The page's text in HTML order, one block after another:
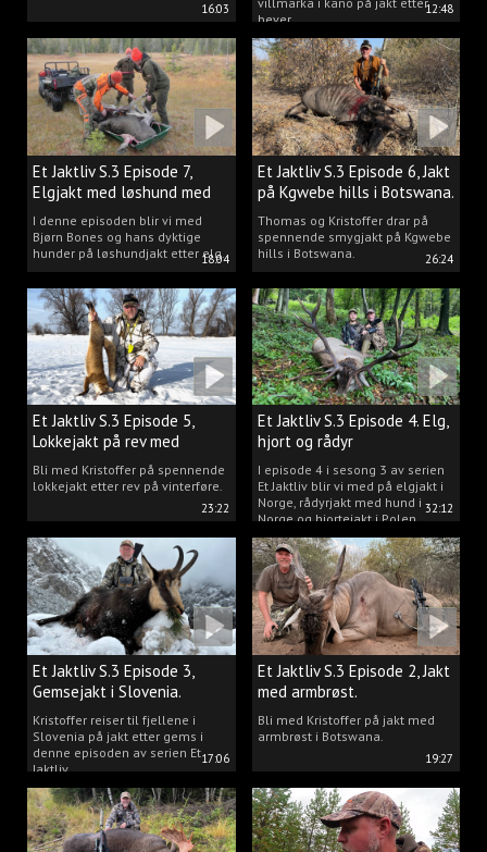
16:03 12:48
bever.
18:04
Et Jaktliv S.3 Episode 7,
Elgjakt med løshund med
Bjørn Bones.
I denne episoden blir vi med
Bjørn Bones og hans dyktige
hunder på løshundjakt etter elg.
26:24
Et Jaktliv S.3 Episode 6, Jakt
på Kgwebe hills i Botswana.
Thomas og Kristoffer drar på
spennende smygjakt på Kgwebe
hills i Botswana.
23:22
Et Jaktliv S.3 Episode 5,
Lokkejakt på rev med
Kristoffer Clausen
Bli med Kristoffer på spennende
lokkejakt etter rev på vinterføre.
32:12
Et Jaktliv S.3 Episode 4. Elg,
hjort og rådyr
I episode 4 i sesong 3 av serien
Et Jaktliv blir vi med på elgjakt i
Norge, rådyrjakt med hund i
Norge og hjortejakt i Polen.
17:06
Et Jaktliv S.3 Episode 3,
Gemsejakt i Slovenia.
Kristoffer reiser til fjellene i
Slovenia på jakt etter gems i
denne episoden av serien Et
Jaktliv.
19:27
Et Jaktliv S.3 Episode 2, Jakt
med armbrøst.
Bli med Kristoffer på jakt med
armbrøst i Botswana.